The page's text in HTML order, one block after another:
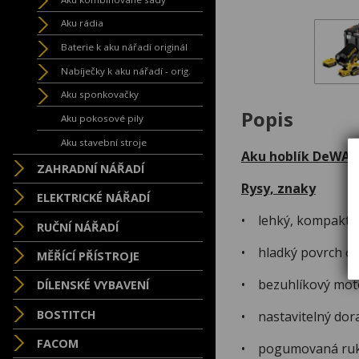
Aku rádia
Baterie k aku nářadí originál
Nabíječky k aku nářadí - orig.
Aku sponkovačky
Aku pokosové pily
Aku stavební stroje
ZAHRADNÍ NÁŘADÍ
ELEKTRICKÉ NÁŘADÍ
RUČNÍ NÁŘADÍ
MĚŘÍCÍ PŘÍSTROJE
DÍLENSKÉ VYBAVENÍ
BOSTITCH
FACOM
Popis
Aku hoblík
Rysy, znaky
• lehký,
• hladký povrch
• bezuhlíkový
• nastavitelný
• pogumovaná